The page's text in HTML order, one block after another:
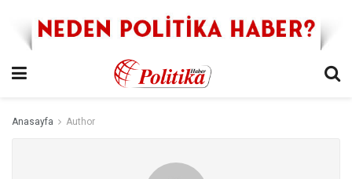
Anasayfa Author